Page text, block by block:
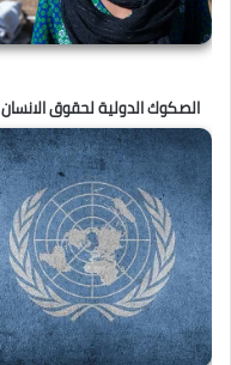
الصكوك الدولية لحقوق الانسان